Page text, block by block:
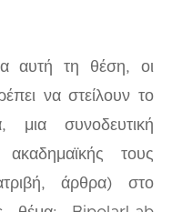
αυτή τη θέση, οι
να στείλουν το
μια συνοδευτική
τους
άρθρα) στο